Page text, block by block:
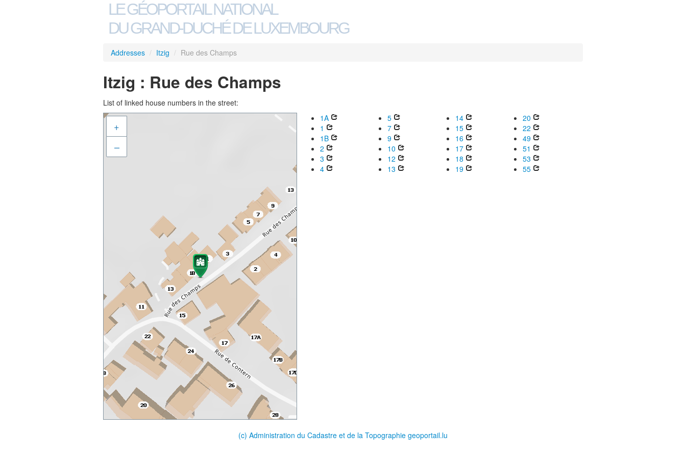
LE GÉOPORTAIL NATIONAL
DU GRAND-DUCHÉ DE LUXEMBOURG
Addresses / Itzig / Rue des Champs
Itzig : Rue des Champs
List of linked house numbers in the street:
+
–
1A
1
1B
2
3
4
5
7
9
10
12
13
14
15
16
17
18
19
20
22
49
51
53
55
(c) Administration du Cadastre et de la Topographie geoportail.lu